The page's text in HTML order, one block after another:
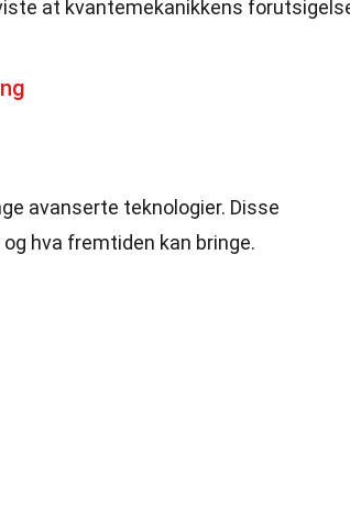
at kvantemekanikkens
avanserte teknologier. Disse
hva fremtiden kan bringe.